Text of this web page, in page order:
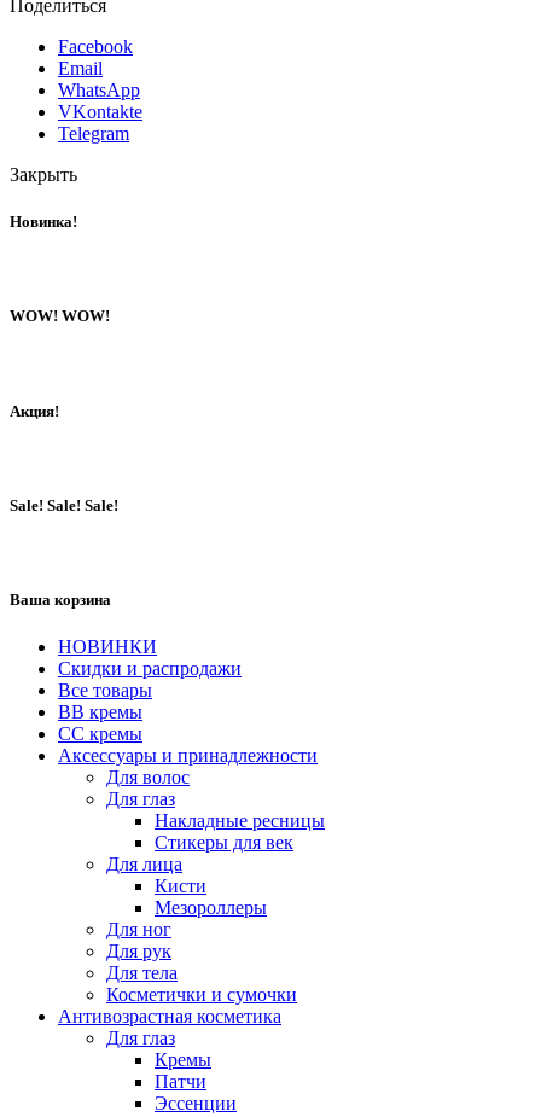
Поделиться
Facebook
Email
WhatsApp
VKontakte
Telegram
Закрыть
Новинка!
WOW! WOW!
Акция!
Sale! Sale! Sale!
Ваша корзина
НОВИНКИ
Скидки и распродажи
Все товары
BB кремы
CC кремы
Аксессуары и принадлежности
Для волос
Для глаз
Накладные ресницы
Стикеры для век
Для лица
Кисти
Мезороллеры
Для ног
Для рук
Для тела
Косметички и сумочки
Антивозрастная косметика
Для глаз
Кремы
Патчи
Эссенции